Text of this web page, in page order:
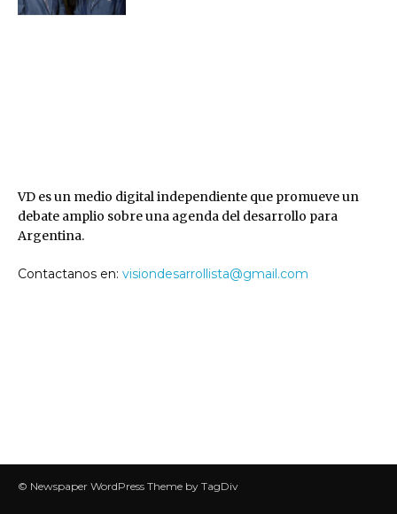
VD es un medio digital independiente que promueve un
debate amplio sobre una agenda del desarrollo para
Argentina.
Contactanos en: visiondesarrollista@gmail.com
© Newspaper WordPress Theme by TagDiv